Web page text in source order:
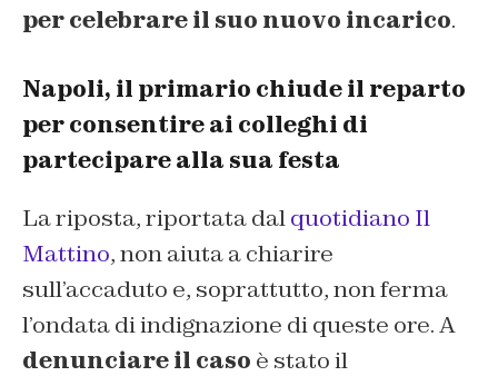
per celebrare il suo nuovo incarico.
Napoli, il primario chiude il reparto
per consentire ai colleghi di
partecipare alla sua festa
La riposta, riportata dalquotidiano Il
Mattino, non aiuta a chiarire
sull’accaduto e, soprattutto, non ferma
l’ondata di indignazione di queste ore. A
denunciare il caso è stato il